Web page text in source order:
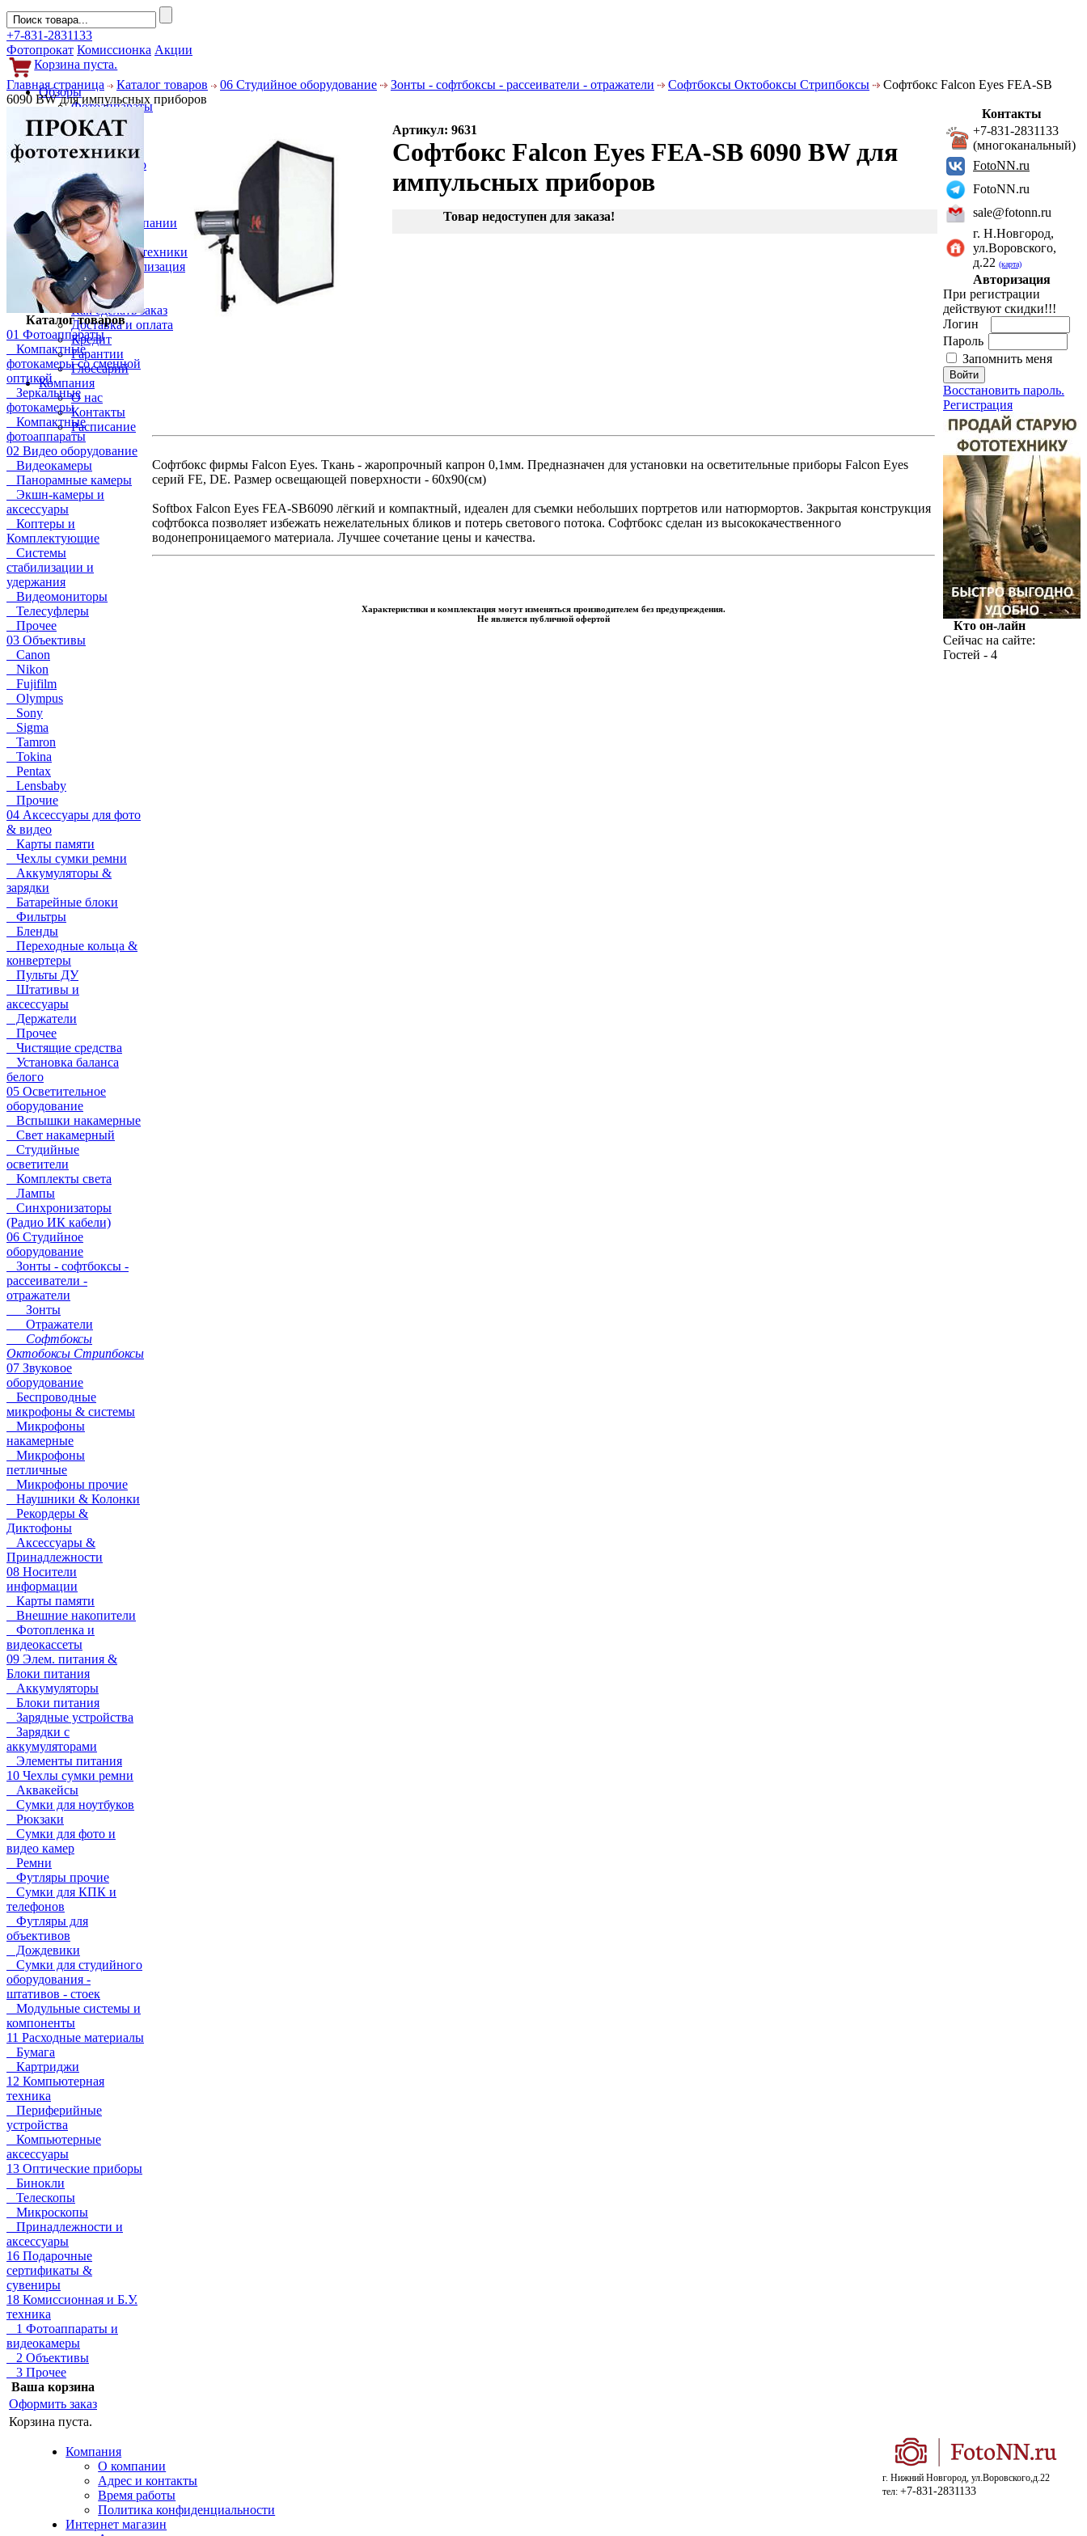
+7-831-2831133
Фотопрокат Комиссионка Акции
Корзина пуста.
Обзоры
Фотоаппараты
Объективы
Фильтры
Новости
Фото и видео
Гаджеты
Аксессуары
Слухи
Новости компании
Услуги
Прокат фототехники
Выкуп и реализация
Покупателям
Акции
Как сделать заказ
Доставка и оплата
Кредит
Гарантии
Глоссарий
Компания
О нас
Контакты
Расписание
Главная страница Каталог товаров 06 Студийное оборудование Зонты - софтбоксы - рассеиватели - отражатели Софтбоксы Октобоксы Стрипбоксы
Софтбокс Falcon Eyes FEA-SB
6090 BW для импульсных приборов
Каталог товаров
01 Фотоаппараты
Компактные
фотокамеры со сменной
оптикой
Зеркальные
фотокамеры
Компактные
фотоаппараты
02 Видео оборудование
Видеокамеры
Панорамные камеры
Экшн-камеры и
аксессуары
Коптеры и
Комплектующие
Системы
стабилизации и
удержания
Видеомониторы
Телесуфлеры
Прочее
03 Объективы
Canon
Nikon
Fujifilm
Olympus
Sony
Sigma
Tamron
Tokina
Pentax
Lensbaby
Прочие
04 Аксессуары для фото
& видео
Карты памяти
Чехлы сумки ремни
Аккумуляторы &
зарядки
Батарейные блоки
Фильтры
Бленды
Переходные кольца &
конвертеры
Пульты ДУ
Штативы и
аксессуары
Держатели
Прочее
Чистящие средства
Установка баланса
белого
05 Осветительное
оборудование
Вспышки накамерные
Свет накамерный
Студийные
осветители
Комплекты света
Лампы
Синхронизаторы
(Радио ИК кабели)
06 Студийное
оборудование
Зонты - софтбоксы -
рассеиватели -
отражатели
Зонты
Отражатели
Софтбоксы
Октобоксы Стрипбоксы
07 Звуковое
оборудование
Беспроводные
микрофоны & системы
Микрофоны
накамерные
Микрофоны
петличные
Микрофоны прочие
Наушники & Колонки
Рекордеры &
Диктофоны
Аксессуары &
Принадлежности
08 Носители
информации
Карты памяти
Внешние накопители
Фотопленка и
видеокассеты
09 Элем. питания &
Блоки питания
Аккумуляторы
Блоки питания
Зарядные устройства
Зарядки с
аккумуляторами
Элементы питания
10 Чехлы сумки ремни
Аквакейсы
Сумки для ноутбуков
Рюкзаки
Сумки для фото и
видео камер
Ремни
Футляры прочие
Сумки для КПК и
телефонов
Футляры для
объективов
Дождевики
Сумки для студийного
оборудования -
штативов - стоек
Модульные системы и
компоненты
11 Расходные материалы
Бумага
Картриджи
12 Компьютерная
техника
Периферийные
устройства
Компьютерные
аксессуары
13 Оптические приборы
Бинокли
Телескопы
Микроскопы
Принадлежности и
аксессуары
16 Подарочные
сертификаты &
сувениры
18 Комиссионная и Б.У.
техника
1 Фотоаппараты и
видеокамеры
2 Объективы
3 Прочее
Ваша корзина
Оформить заказ
Корзина пуста.
Артикул: 9631
Софтбокс Falcon Eyes FEA-SB 6090 BW для
импульсных приборов
Товар недоступен для заказа!
Софтбокс фирмы Falcon Eyes. Ткань - жаропрочный капрон 0,1мм. Предназначен для установки на осветительные приборы Falcon Eyes
серий FE, DE. Размер освещающей поверхности - 60х90(см)
Softbox Falcon Eyes FEA-SB6090 лёгкий и компактный, идеален для съемки небольших портретов или натюрмортов. Закрытая конструкция
софтбокса позволяет избежать нежелательных бликов и потерь светового потока. Софтбокс сделан из высококачественного
водонепроницаемого материала. Лучшее сочетание цены и качества.
Характеристики и комплектация могут изменяться производителем без предупреждения.
Не является публичной офертой
Контакты
+7-831-2831133
(многоканальный)
FotoNN.ru
FotoNN.ru
sale@fotonn.ru
г. Н.Новгород,
ул.Воровского,
д.22 (карта)
Авторизация
При регистрации
действуют скидки!!!
Логин
Пароль
Запомнить меня
Восстановить пароль.
Регистрация
Кто он-лайн
Сейчас на сайте:
Гостей - 4
Компания
О компании
Адрес и контакты
Время работы
Политика конфиденциальности
Интернет магазин
г. Нижний Новгород, ул.Воровского,д.22
тел: +7-831-2831133